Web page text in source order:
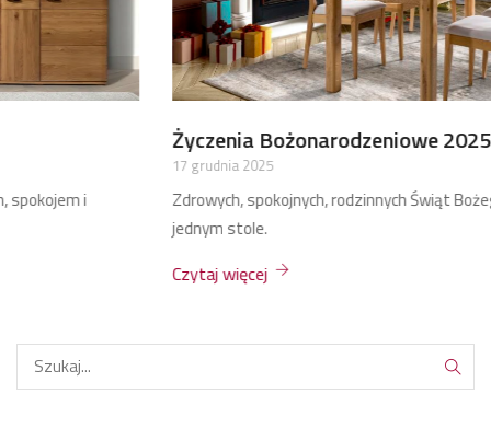
Życzenia Bożonarodzeniowe 2025
Zdrowych, spokojnych, rodzinnych Świąt Bożego Narodzenia przy